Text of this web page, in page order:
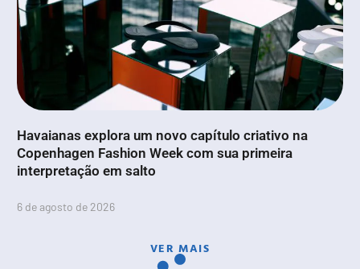
Havaianas explora um novo capítulo criativo na
Copenhagen Fashion Week com sua primeira
interpretação em salto
6 de agosto de 2026
VER MAIS